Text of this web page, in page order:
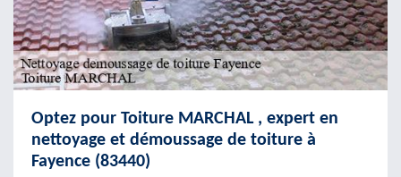
Optez pour Toiture MARCHAL , expert en
nettoyage et démoussage de toiture à
Fayence (83440)